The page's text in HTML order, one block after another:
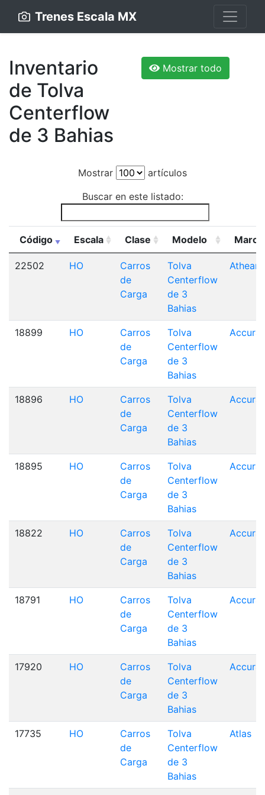
Trenes Escala MX
Inventario
de Tolva
Centerflow
de 3 Bahias
Mostrar todo
Mostrar
artículos
Buscar en este listado:
Código Escala Clase Modelo Marca
22502 HO
Carros
de
Carga
Tolva
Centerflow
de 3
Bahias
Athearn
18899 HO
Carros
de
Carga
Tolva
Centerflow
de 3
Bahias
Accurail
18896 HO
Carros
de
Carga
Tolva
Centerflow
de 3
Bahias
Accurail
18895 HO
Carros
de
Carga
Tolva
Centerflow
de 3
Bahias
Accurail
18822 HO
Carros
de
Carga
Tolva
Centerflow
de 3
Bahias
Accurail
18791 HO
Carros
de
Carga
Tolva
Centerflow
de 3
Bahias
Accurail
17920 HO
Carros
de
Carga
Tolva
Centerflow
de 3
Bahias
Accurail
17735 HO
Carros
de
Carga
Tolva
Centerflow
de 3
Bahias
Atlas